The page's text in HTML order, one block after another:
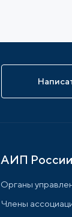
АИП России
Органы
Члены